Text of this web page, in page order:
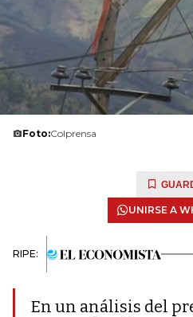
Foto:Colprensa
UNIRSE A
RIPE:
En un análisis del